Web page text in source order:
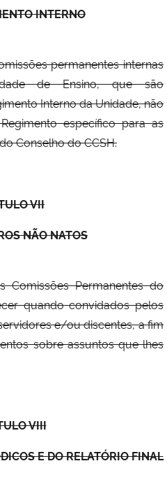
INTERNO
permanentes internas
de Ensino, que são
Interno da Unidade, não
específico para as
Conselho do CCSH.
VII
NÃO NATOS
Comissões Permanentes do
quando convidados pelos
e/ou discentes, a fim
sobre assuntos que lhes
VIII
E DO RELATÓRIO FINAL